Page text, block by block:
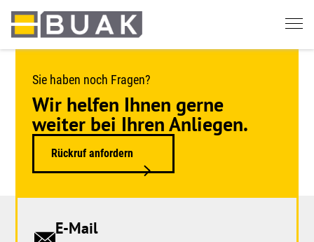
Springe
zum
Sie haben noch Fragen?
Wir helfen Ihnen gerne
weiter bei Ihren Anliegen.
Rückruf anfordern
E-Mail